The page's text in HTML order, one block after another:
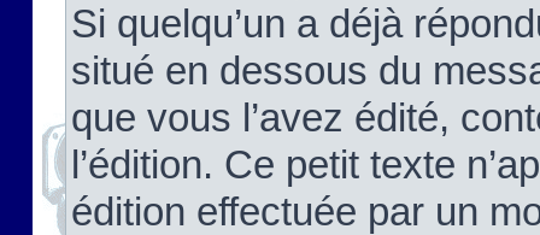
Si quelqu’un a déjà
situé en dessous du
que vous l’avez édité,
l’édition. Ce petit texte
édition effectuée par un